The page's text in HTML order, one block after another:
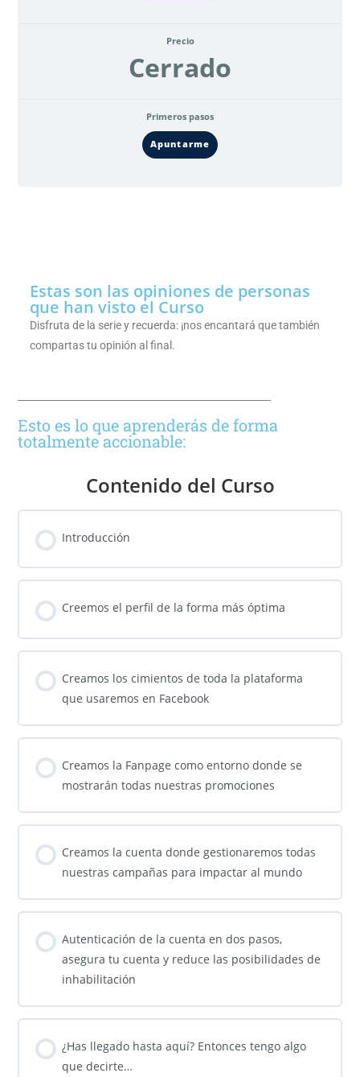
Precio
Cerrado
Primeros pasos
Apuntarme
Estas son las opiniones de personas
que han visto el Curso
Disfruta de la serie y recuerda: ¡nos encantará que también
compartas tu opinión al final.
Esto es lo que aprenderás de forma
totalmente accionable:
Contenido del Curso
Introducción
Creemos el perfil de la forma más óptima
Creamos los cimientos de toda la plataforma
que usaremos en Facebook
Creamos la Fanpage como entorno donde se
mostrarán todas nuestras promociones
Creamos la cuenta donde gestionaremos todas
nuestras campañas para impactar al mundo
Autenticación de la cuenta en dos pasos,
asegura tu cuenta y reduce las posibilidades de
inhabilitación
¿Has llegado hasta aquí? Entonces tengo algo
que decirte…